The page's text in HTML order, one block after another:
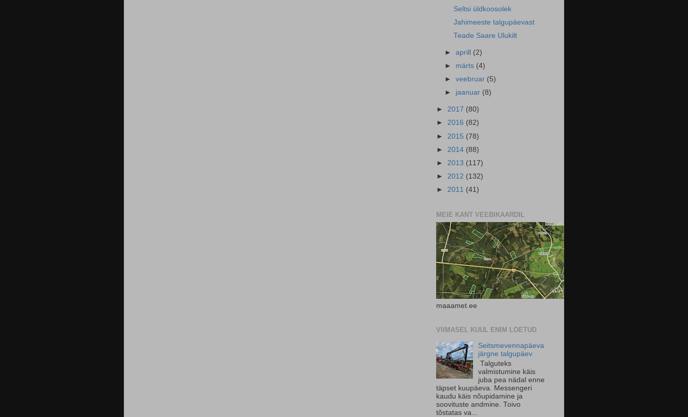
Seltsi üldkoosolek
Jahimeeste talgupäevast
Teade Saare Ulukilt
►aprill (2)
► märts (4)
►veebruar (5)
► jaanuar (8)
► 2017 (80)
► 2016 (82)
► 2015 (78)
► 2014 (88)
► 2013 (117)
► 2012 (132)
► 2011 (41)
MEIE KANT VEEBIKAARDIL
maaamet.ee
VIIMASEL KUUL ENIM LOETUD
Seitsmevennapäeva
järgne talgupäev
Talguteks
valmistumine käis
juba pea nädal enne
täpset kuupäeva. Messengeri
kaudu käis nõupidamine ja
soovituste andmine. Toivo
tõstatas va...